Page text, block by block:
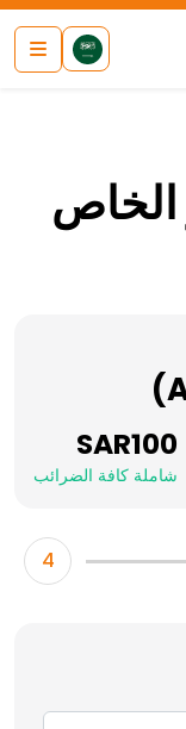
الخاص
SAR100
شاملة كافة الضرائب
4